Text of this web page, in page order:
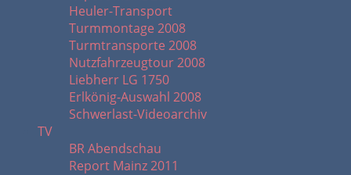
Heuler-Transport
Turmmontage 2008
Turmtransporte 2008
Nutzfahrzeugtour 2008
Liebherr LG 1750
Erlkönig-Auswahl 2008
Schwerlast-Videoarchiv
TV
BR Abendschau
Report Mainz 2011